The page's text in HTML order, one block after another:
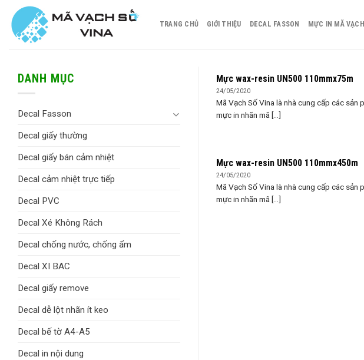
content
TRANG CHỦ GIỚI THIỆU DECAL FASSON MỰC IN MÃ VẠCH
DANH MỤC
Decal Fasson
Decal giấy thường
Decal giấy bán cảm nhiệt
Decal cảm nhiệt trực tiếp
Decal PVC
Decal Xé Không Rách
Decal chống nước, chống ẩm
Decal XI BAC
Decal giấy remove
Decal dễ lột nhãn ít keo
Decal bế tờ A4-A5
Decal in nội dung
Mực wax-resin UN500 110mmx75m
24/05/2020
Mã Vạch Số Vina là nhà cung cấp các sản
mực in nhãn mã [...]
Mực wax-resin UN500 110mmx450m
24/05/2020
Mã Vạch Số Vina là nhà cung cấp các sản
mực in nhãn mã [...]